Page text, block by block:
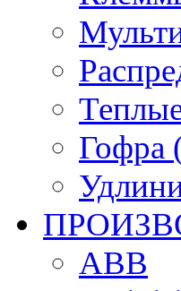
Гофра
ABB